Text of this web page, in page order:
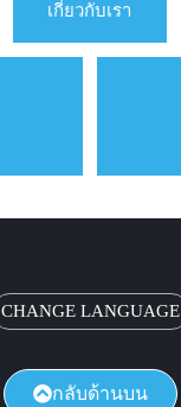
เกี่ยวกับเรา
CHANGE LANGUAGE
กลับด้านบน